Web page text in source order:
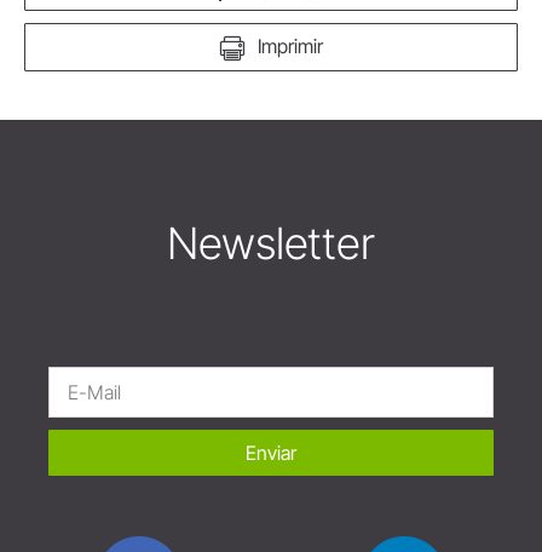
Imprimir
Newsletter
Enviar